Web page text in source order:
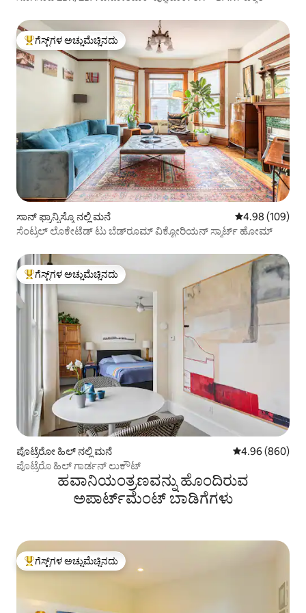
ಗೆಸ್ಟ್‌ಗಳಿಗೆ ಅತಿ ಹೆಚ್ಚು ಅಚ್ಚುಮೆಚ್ಚಿನದು
ಗೆಸ್ಟ್‌ಗಳ ಅಚ್ಚುಮೆಚ್ಚಿನದು
ಸಾನ್ ಫ್ರಾನ್ಸಿಸ್ಕೊ ನಲ್ಲಿ ಮನೆ 5 ರಲ್ಲಿ 4.98
4.98 (109)
ಸೆಂಟ್ರಲ್ ಲೊಕೇಟೆಡ್ ಟು ಬೆಡ್‌ರೂಮ್ ವಿಕ್ಟೋರಿಯನ್ ಸ್ಮಾರ್ಟ್ ಹೋಮ್
ಗೆಸ್ಟ್‌ಗಳಿಗೆ ಅತಿ ಹೆಚ್ಚು ಅಚ್ಚುಮೆಚ್ಚಿನದು
ಗೆಸ್ಟ್‌ಗಳ ಅಚ್ಚುಮೆಚ್ಚಿನದು
ಪೊಟ್ರೆರೋ ಹಿಲ್ ನಲ್ಲಿ ಮನೆ 5 ರಲ್ಲಿ 4.96
4.96 (860)
ಪೊಟ್ರೆರೊ ಹಿಲ್ ಗಾರ್ಡನ್ ಲುಕೌಟ್
ಹವಾನಿಯಂತ್ರಣವನ್ನು ಹೊಂದಿರುವ
ಅಪಾರ್ಟ್‌ಮೆಂಟ್‌ ಬಾಡಿಗೆಗಳು
ಗೆಸ್ಟ್‌ಗಳಿಗೆ ಅತಿ ಹೆಚ್ಚು ಅಚ್ಚುಮೆಚ್ಚಿನದು
ಗೆಸ್ಟ್‌ಗಳ ಅಚ್ಚುಮೆಚ್ಚಿನದು